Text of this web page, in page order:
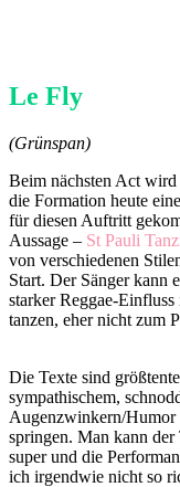
Le Fly
(Grünspan)
Beim nächsten Act
die Formation heute
für diesen Auftritt
Aussage – St Pauli
von verschiedenen
Start. Der Sänger kann
starker Reggae-
tanzen, eher nicht zum
Die Texte sind
sympathischem,
Augenzwinkern/Humor
springen. Man kann
super und die
ich irgendwie nicht so